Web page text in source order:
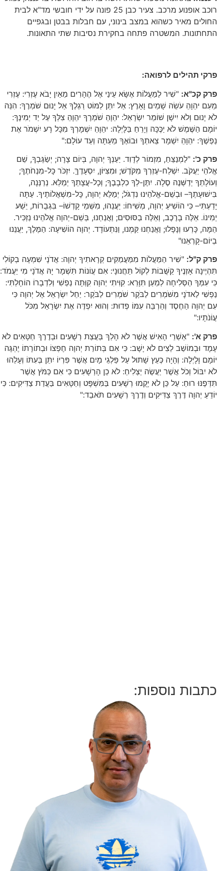
רוכב אופנוע מרכב. צעיר כבן 25 פונה על ידי חובשי מד"א לבית
החולים מאיר כשהוא במצב בינוני, עם חבלות בבטן ובגפיים
התחתונות. המשטרה פתחה בחקירת נסיבות שתי התאונות.
פרקי תהילים לרפואה:
פרק קכ"א: "שִׁיר לַמַּעֲלוֹת אֶשָּׂא עֵינַי אֶל הֶהָרִים מֵאַיִן יָבֹא עֶזְרִי: עֶזְרִי
מֵעִם יהֵוָהֵ עֹשֵׂה שָׁמַיִם וָאָרֶץ: אַל יִתֵּן לַמּוֹט רַגְלֶךָ אַל יָנוּם שֹׁמְרֶךָ: הִנֵּה
לֹא יָנוּם וְלֹא יִישָׁן שׁוֹמֵר יִשְׂרָאֵל: יהֵוָהֵ שֹׁמְרֶךָ יהֵוָהֵ צִלְּךָ עַל יַד יְמִינֶךָ:
יוֹמָם הַשֶּׁמֶשׁ לֹא יַכֶּכָּה וְיָרֵחַ בַּלָּיְלָה: יהֵוָהֵ יִשְׁמָרְךָ מִכָּל רָע יִשְׁמֹר אֶת
נַפְשֶׁךָ: יהֵוָהֵ יִשְׁמָר צֵאתְךָ וּבוֹאֶךָ מֵעַתָּה וְעַד עוֹלָם:"
פרק כ': "לַמְנַצֵּחַ, מִזְמוֹר לְדָוִד. יַעַנְךָ יְהוָה, בְּיוֹם צָרָה; יְשַׂגֶּבְךָ, שֵׁם
אֱלֹהֵי יַעֲקֹב. יִשְׁלַח-עֶזְרְךָ מִקֹּדֶשׁ; וּמִצִּיּוֹן, יִסְעָדֶךָּ. יִזְכֹּר כָּל-מִנְחֹתֶךָ;
וְעוֹלָתְךָ יְדַשְּׁנֶה סֶלָה. יִתֶּן-לְךָ כִלְבָבֶךָ; וְכָל-עֲצָתְךָ יְמַלֵּא. נְרַנְּנָה,
בִּישׁוּעָתֶךָ– וּבְשֵׁם-אֱלֹהֵינוּ נִדְגֹּל; יְמַלֵּא יְהוָה, כָּל-מִשְׁאֲלוֹתֶיךָ. עַתָּה
יָדַעְתִּי– כִּי הוֹשִׁיעַ יְהוָה, מְשִׁיחוֹ: יַעֲנֵהוּ, מִשְּׁמֵי קָדְשׁוֹ– בִּגְבֻרוֹת, יֵשַׁע
יְמִינוֹ. אֵלֶּה בָרֶכֶב, וְאֵלֶּה בַסּוּסִים; וַאֲנַחְנוּ, בְּשֵׁם-יְהוָה אֱלֹהֵינוּ נַזְכִּיר.
הֵמָּה, כָּרְעוּ וְנָפָלוּ; וַאֲנַחְנוּ קַּמְנוּ, וַנִּתְעוֹדָד. יְהוָה הוֹשִׁיעָה: הַמֶּלֶךְ, יַעֲנֵנוּ
בְיוֹם-קָרְאֵנוּ"
פרק ק"ל: "שִׁיר הַמַּעֲלוֹת מִמַּעֲמַקִּים קְרָאתִיךָ יְהוָה: אֲדֹנָי שִׁמְעָה בְקוֹלִי
תִּהְיֶינָה אָזְנֶיךָ קַשֻּׁבוֹת לְקוֹל תַּחֲנוּנָי: אִם עֲוֹנוֹת תִּשְׁמָר יָהּ אֲדֹנָי מִי יַעֲמֹד:
כִּי עִמְּךָ הַסְּלִיחָה לְמַעַן תִּוָּרֵא: קִוִּיתִי יְהוָה קִוְּתָה נַפְשִׁי וְלִדְבָרוֹ הוֹחָלְתִּי:
נַפְשִׁי לַאדֹנָי מִשֹּׁמְרִים לַבֹּקֶר שֹׁמְרִים לַבֹּקֶר: יַחֵל יִשְׂרָאֵל אֶל יְהוָה כִּי
עִם יְהוָה הַחֶסֶד וְהַרְבֵּה עִמּוֹ פְדוּת: וְהוּא יִפְדֶּה אֶת יִשְׂרָאֵל מִכֹּל
עֲוֹנֹתָיו:"
פרק א': "אַשְׁרֵי הָאִישׁ אֲשֶׁר לֹא הָלַךְ בַּעֲצַת רְשָׁעִים וּבְדֶרֶךְ חַטָּאִים לֹא
עָמָד וּבְמוֹשַׁב לֵצִים לֹא יָשָׁב: כִּי אִם בְּתוֹרַת יְהוָה חֶפְצוֹ וּבְתוֹרָתוֹ יֶהְגֶּה
יוֹמָם וָלָיְלָה: וְהָיָה כְּעֵץ שָׁתוּל עַל פַּלְגֵי מָיִם אֲשֶׁר פִּרְיוֹ יִתֵּן בְּעִתּוֹ וְעָלֵהוּ
לֹא יִבּוֹל וְכֹל אֲשֶׁר יַעֲשֶׂה יַצְלִיחַ: לֹא כֵן הָרְשָׁעִים כִּי אִם כַּמֹּץ אֲשֶׁר
תִּדְּפֶנּוּ רוּחַ: עַל כֵּן לֹא יָקֻמוּ רְשָׁעִים בַּמִּשְׁפָּט וְחַטָּאִים בַּעֲדַת צַדִּיקִים: כִּי
יוֹדֵעַ יְהוָה דֶּרֶךְ צַדִּיקִים וְדֶרֶךְ רְשָׁעִים תֹּאבֵד:"
כתבות נוספות: